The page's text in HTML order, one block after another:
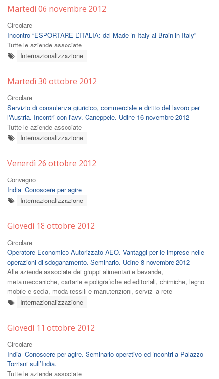
Martedì 06 novembre 2012
Circolare
Incontro “ESPORTARE L’ITALIA: dal Made in Italy al Brain in Italy”
Tutte le aziende associate
Internazionalizzazione
Martedì 30 ottobre 2012
Circolare
Servizio di consulenza giuridico, commerciale e diritto del lavoro per
l'Austria. Incontri con l'avv. Caneppele. Udine 16 novembre 2012
Tutte le aziende associate
Internazionalizzazione
Venerdì 26 ottobre 2012
Convegno
India: Conoscere per agire
Internazionalizzazione
Giovedì 18 ottobre 2012
Circolare
Operatore Economico Autorizzato-AEO. Vantaggi per le imprese nelle
operazioni di sdoganamento. Seminario. Udine 8 novembre 2012
Alle aziende associate dei gruppi alimentari e bevande,
metalmeccaniche, cartarie e poligrafiche ed editoriali, chimiche, legno
mobile e sedia, moda tessili e manutenzioni, servizi a rete
Internazionalizzazione
Giovedì 11 ottobre 2012
Circolare
India: Conoscere per agire. Seminario operativo ed incontri a Palazzo
Torriani sull’India.
Tutte le aziende associate